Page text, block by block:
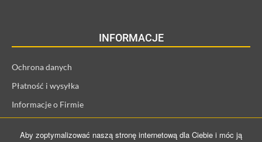
INFORMACJE
Ochrona danych
Płatność i wysyłka
Informacje o Firmie
Aby zoptymalizować naszą stronę internetową dla Ciebie i móc ją